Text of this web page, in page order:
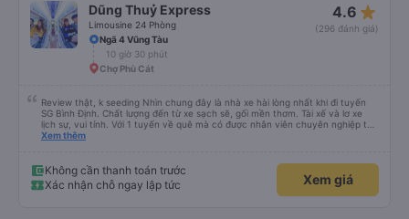
Dũng Thuỷ Express
Limousine 24 Phòng
4.6 star_rate
(296 đánh giá)
Ngã 4 Vũng Tàu
10 giờ 30 phút
Chợ Phù Cát
Review thật, k seeding Nhìn chung đây là nhà xe hài lòng nhất khi đi tuyến
SG Bình Định. Chất lượng đến từ xe sạch sẽ, gối mền thơm. Tài xế và lơ xe
lịch sự, vui tính. Với 1 tuyến về quê mà có được nhân viên chuyên nghiệp thế
này là điểm cộng lớn, thường chỉ đi mấy tuyến du lịch mới có. Về xe thì có
định ủng hộ tiếp nhà xe này. Chúc chủ xe làm ăn phát đạt mua thêm nhiều
xe chạy thêm nhiều khung giờ nữa và nâng cao tiêu chuẩn tuyến. Nếu xét
điểm trừ thì chỉ có thgian trả khách, team VXR set lệch với thực tế
Xem thêm
Không cần thanh toán trước
Xác nhận chỗ ngay lập tức
Xem giá